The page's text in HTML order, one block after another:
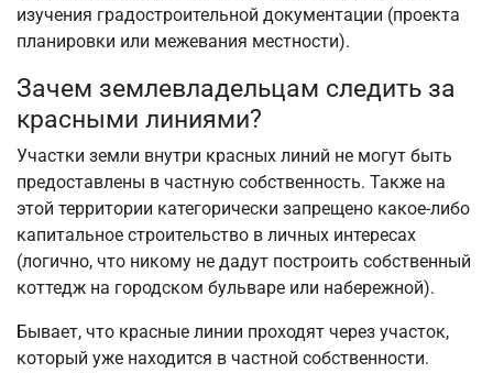
изучения градостроительной документации (проекта
планировки или межевания местности).
Зачем землевладельцам следить за
красными линиями?
Участки земли внутри красных линий не могут быть
предоставлены в частную собственность. Также на
этой территории категорически запрещено какое-либо
капитальное строительство в личных интересах
(логично, что никому не дадут построить собственный
коттедж на городском бульваре или набережной).
Бывает, что красные линии проходят через участок,
который уже находится в частной собственности.